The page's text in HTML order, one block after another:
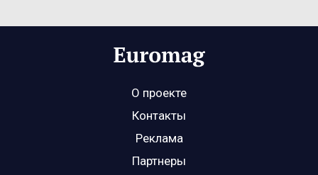
О проекте
Контакты
Реклама
Партнеры